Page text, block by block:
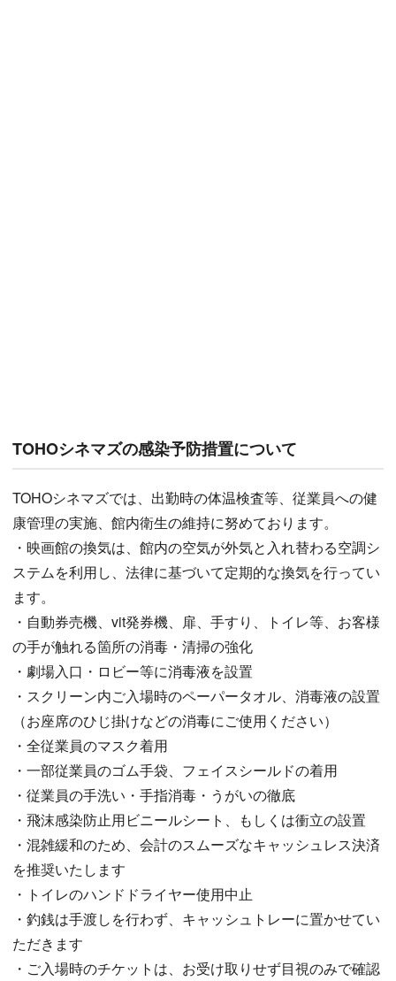
TOHOシネマズの感染予防措置について
TOHOシネマズでは、出勤時の体温検査等、従業員への健
康管理の実施、館内衛生の維持に努めております。
・映画館の換気は、館内の空気が外気と入れ替わる空調シ
ステムを利用し、法律に基づいて定期的な換気を行ってい
ます。
・自動券売機、vit発券機、扉、手すり、トイレ等、お客様
の手が触れる箇所の消毒・清掃の強化
・劇場入口・ロビー等に消毒液を設置
・スクリーン内ご入場時のペーパータオル、消毒液の設置
（お座席のひじ掛けなどの消毒にご使用ください）
・全従業員のマスク着用
・一部従業員のゴム手袋、フェイスシールドの着用
・従業員の手洗い・手指消毒・うがいの徹底
・飛沫感染防止用ビニールシート、もしくは衝立の設置
・混雑緩和のため、会計のスムーズなキャッシュレス決済
を推奨いたします
・トイレのハンドドライヤー使用中止
・釣銭は手渡しを行わず、キャッシュトレーに置かせてい
ただきます
・ご入場時のチケットは、お受け取りせず目視のみで確認